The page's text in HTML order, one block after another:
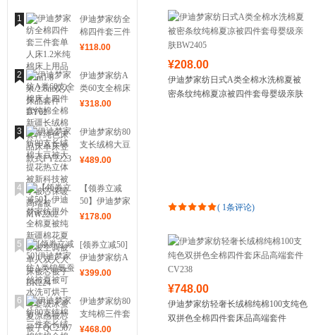
1
伊迪梦家纺全
棉四件套三件
套单人床1.2
品1.5m1.8
米/2.0m双人
床品套件
DY02
¥118.00
2
伊迪梦家纺A
类60支全棉床
上四件套纯棉
棉套件纯色床
品床单床笠款
式FY2223
¥318.00
3
伊迪梦家纺80
支长绒棉大豆
被大提花热立
子被芯保暖高
端被MW2202
¥489.00
4
【领券立减
50】伊迪梦家
纺里外全棉夏
夏凉被空调被
单人双人大床
被芯被子
BK224
¥178.00
5
[领券立减50]
伊迪梦家纺A
类锦氨蚕丝被
烘干母婴级冰
蚕夏凉感被芯
被子QC2507
¥399.00
6
伊迪梦家纺80
支纯棉三件套
长绒棉纯棉全
¥468.00
¥208.00
伊迪梦家纺日式A类全棉水洗棉夏被
密条纹纯棉夏凉被四件套母婴级亲肤
( 1条评论)
¥748.00
伊迪梦家纺轻奢长绒棉纯棉100支纯色
双拼色全棉四件套床品高端套件